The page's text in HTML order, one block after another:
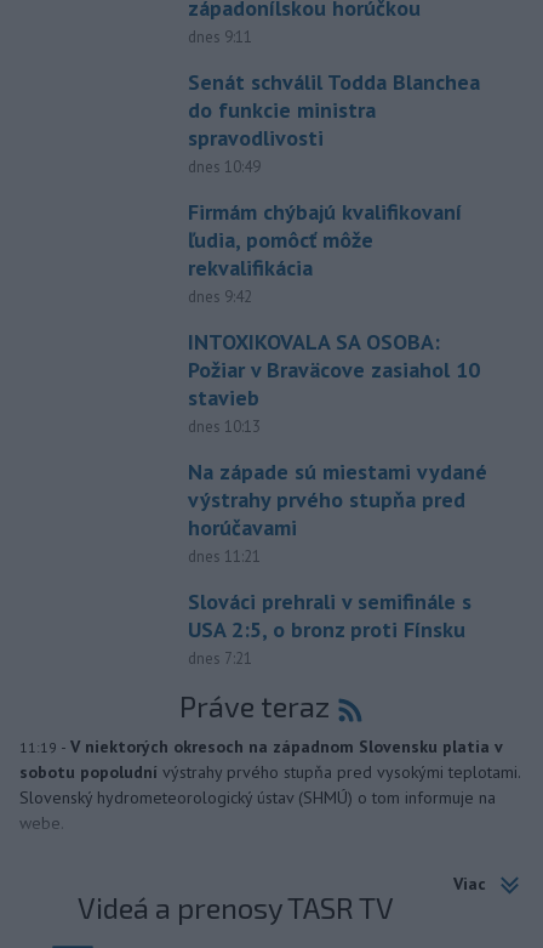
západonílskou horúčkou
dnes 9:11
Senát schválil Todda Blanchea
do funkcie ministra
spravodlivosti
dnes 10:49
Firmám chýbajú kvalifikovaní
ľudia, pomôcť môže
rekvalifikácia
dnes 9:42
INTOXIKOVALA SA OSOBA:
Požiar v Braväcove zasiahol 10
stavieb
dnes 10:13
Na západe sú miestami vydané
výstrahy prvého stupňa pred
horúčavami
dnes 11:21
Slováci prehrali v semifinále s
USA 2:5, o bronz proti Fínsku
dnes 7:21
Práve teraz
11:19 - V niektorých okresoch na západnom Slovensku platia v
sobotu popoludní výstrahy prvého stupňa pred vysokými teplotami.
Slovenský hydrometeorologický ústav (SHMÚ) o tom informuje na
webe.
Viac
Videá a prenosy TASR TV